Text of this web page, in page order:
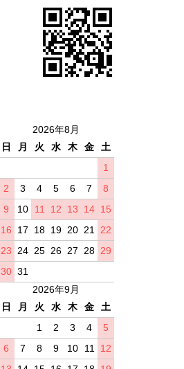
2026年8月
日
月 火 水 木 金
土
1
2
3 4 5 6 7
8
9
10 11 12 13 14 15
16
17 18 19 20 21
22
23
24 25 26 27 28 29
30 31
2026年9月
日
月 火 水 木 金
土
1
2 3 4
5
6
7 8 9 10 11
12